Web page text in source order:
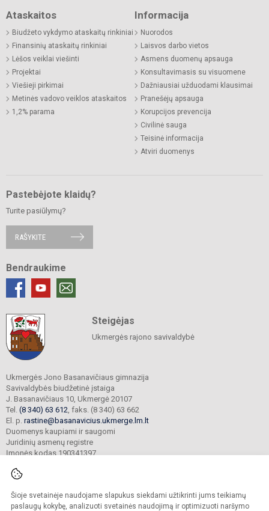
Šioje svetainėje naudojame slapukus siekdami užtikrinti jums teikiamų
paslaugų kokybę, analizuoti svetainės naudojimą ir optimizuoti naršymo
Ataskaitos
Biudžeto vykdymo ataskaitų rinkiniai
Finansinių ataskaitų rinkiniai
Lėšos veiklai viešinti
Projektai
Viešieji pirkimai
Metinės vadovo veiklos ataskaitos
1,2% parama
Informacija
Nuorodos
Laisvos darbo vietos
Asmens duomenų apsauga
Konsultavimasis su visuomene
Dažniausiai užduodami klausimai
Pranešėjų apsauga
Korupcijos prevencija
Civilinė sauga
Teisinė informacija
Atviri duomenys
Pastebėjote klaidų?
Turite pasiūlymų?
RAŠYKITE
Bendraukime
Steigėjas
Ukmergės rajono savivaldybė
Ukmergės Jono Basanavičiaus gimnazija
Savivaldybės biudžetinė įstaiga
J. Basanavičiaus 10, Ukmergė 20107
Tel. (8 340) 63 612 , faks. (8 340) 63 662
El. p. rastine@basanavicius.ukmerge.lm.lt
Duomenys kaupiami ir saugomi
Juridinių asmenų registre
Įmonės kodas 190341397
© 2023. Ukmergės Jono Basanavičiaus gimnazija. Visos teisės saugomos.
Kopijuoti turinį be raštiško gimnazijos sutikimo griežtai draudžiama.